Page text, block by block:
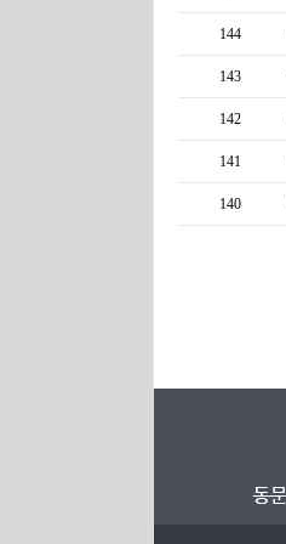
144
143
142
141
140